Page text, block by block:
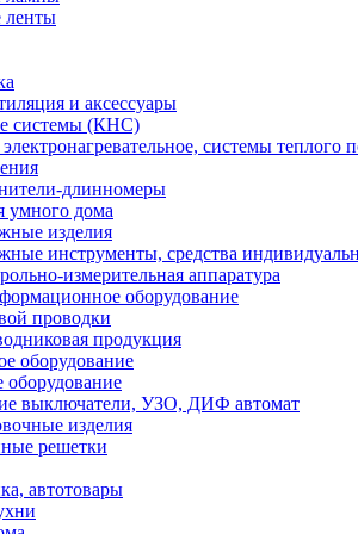
ленты
и аксессуары
системы (КНС)
системы теплого
длинномеры
умного дома
изделия
инструменты, средства
измерительная аппаратура
оборудование
проводки
продукция
оборудование
оборудование
выключатели, УЗО, ДИФ автомат
изделия
решетки
автотовары